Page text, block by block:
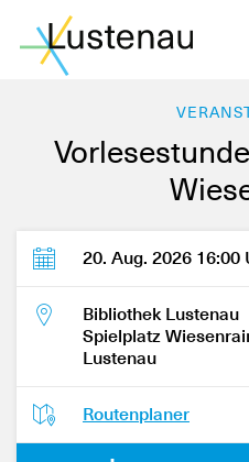
20. Aug. 2026 16:00
Bibliothek Lustenau
Spielplatz
Lustenau
Routenplaner